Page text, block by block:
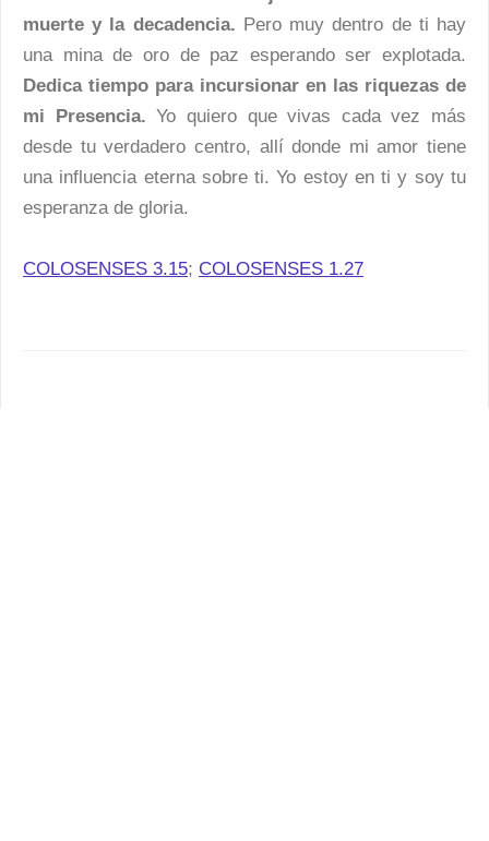
muerte y la decadencia. Pero muy dentro de ti hay
una mina de oro de paz esperando ser explotada.
Dedica tiempo para incursionar en las riquezas de
mi Presencia. Yo quiero que vivas cada vez más
desde tu verdadero centro, allí donde mi amor tiene
una influencia eterna sobre ti. Yo estoy en ti y soy tu
esperanza de gloria.
COLOSENSES 3.15; COLOSENSES 1.27